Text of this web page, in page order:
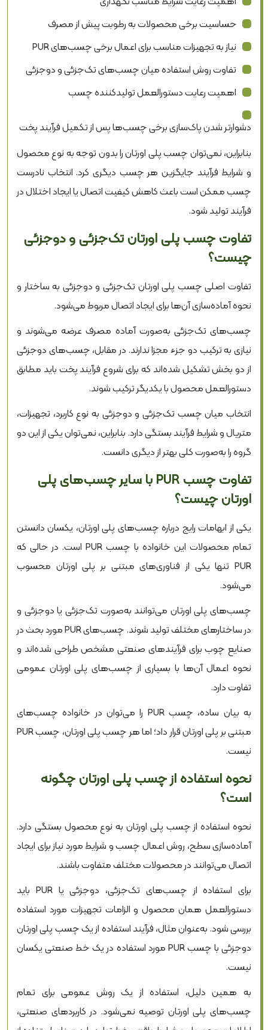
حساسیت برخی محصولات به رطوبت پیش از مصرف
نیاز به تجهیزات مناسب برای اعمال برخی چسب‌های PUR
تفاوت روش استفاده میان چسب‌های تک‌جزئی و دوجزئی
اهمیت رعایت دستورالعمل تولیدکننده چسب
دشوارتر شدن پاک‌سازی برخی چسب‌ها پس از تکمیل فرآیند پخت
بنابراین، نمی‌توان چسب پلی اورتان را بدون توجه به نوع محصول
و شرایط فرآیند جایگزین هر چسب دیگری کرد. انتخاب نادرست
چسب ممکن است باعث کاهش کیفیت اتصال یا ایجاد اختلال در
فرآیند تولید شود.
تفاوت چسب پلی اورتان تک‌جزئی و دوجزئی
چیست؟
تفاوت اصلی چسب پلی اورتان تک‌جزئی و دوجزئی به ساختار و
نحوه آماده‌سازی آن‌ها برای ایجاد اتصال مربوط می‌شود.
چسب‌های تک‌جزئی به‌صورت آماده مصرف عرضه می‌شوند و
نیازی به ترکیب دو جزء مجزا ندارند. در مقابل، چسب‌های دوجزئی
از دو بخش تشکیل شده‌اند که برای شروع فرآیند پخت باید مطابق
دستورالعمل محصول با یکدیگر ترکیب شوند.
انتخاب میان چسب تک‌جزئی و دوجزئی به نوع کاربرد، تجهیزات،
متریال و شرایط فرآیند بستگی دارد. بنابراین، نمی‌توان یکی از این دو
گروه را به‌صورت کلی بهتر از دیگری دانست.
تفاوت چسب PUR با سایر چسب‌های پلی
اورتان چیست؟
یکی از ابهامات رایج درباره چسب‌های پلی اورتان، یکسان دانستن
تمام محصولات این خانواده با چسب PUR است. در حالی که
PUR تنها یکی از فناوری‌های مبتنی بر پلی اورتان محسوب
می‌شود.
چسب‌های پلی اورتان می‌توانند به‌صورت تک‌جزئی یا دوجزئی و
در ساختارهای مختلف تولید شوند. چسب‌های PUR مورد بحث در
صنایع چوب برای فرآیندهای صنعتی مشخص طراحی شده‌اند و
نحوه اعمال آن‌ها با بسیاری از چسب‌های پلی اورتان عمومی
تفاوت دارد.
به بیان ساده، چسب PUR را می‌توان در خانواده چسب‌های
مبتنی بر پلی اورتان قرار داد؛ اما هر چسب پلی اورتان، چسب PUR
نیست.
نحوه استفاده از چسب پلی اورتان چگونه
است؟
نحوه استفاده از چسب پلی اورتان به نوع محصول بستگی دارد.
آماده‌سازی سطح، روش اعمال چسب و شرایط مورد نیاز برای ایجاد
اتصال می‌توانند در محصولات مختلف متفاوت باشند.
برای استفاده از چسب‌های تک‌جزئی، دوجزئی یا PUR باید
دستورالعمل همان محصول و الزامات تجهیزات مورد استفاده
بررسی شود. به‌عنوان مثال، فرآیند استفاده از یک چسب پلی اورتان
دوجزئی با چسب PUR مورد استفاده در یک خط صنعتی یکسان
نیست.
به همین دلیل، استفاده از یک روش عمومی برای تمام
چسب‌های پلی اورتان توصیه نمی‌شود. در کاربردهای صنعتی،